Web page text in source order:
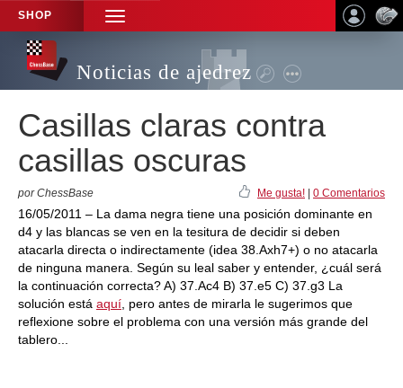
SHOP
TOGGLE
NAVIGATION
Noticias de ajedrez
Casillas claras contra
casillas oscuras
por ChessBase Me gusta! 0 Comentarios
16/05/2011 – La dama negra tiene una posición dominante en
d4 y las blancas se ven en la tesitura de decidir si deben
atacarla directa o indirectamente (idea 38.Axh7+) o no atacarla
de ninguna manera. Según su leal saber y entender, ¿cuál será
la continuación correcta? A) 37.Ac4 B) 37.e5 C) 37.g3 La
solución está aquí , pero antes de mirarla le sugerimos que
reflexione sobre el problema con una versión más grande del
tablero...